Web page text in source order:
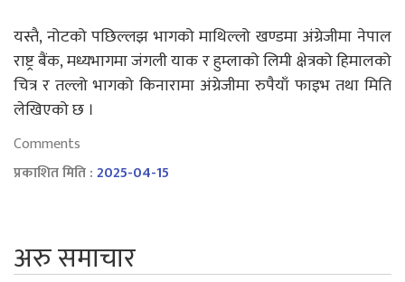
यस्तै, नोटको पछिल्लझ भागको माथिल्लो खण्डमा अंग्रेजीमा नेपाल
राष्ट्र बैंक, मध्यभागमा जंगली याक र हुम्लाको लिमी क्षेत्रको हिमालको
चित्र र तल्लो भागको किनारामा अंग्रेजीमा रुपैयाँ फाइभ तथा मिति
लेखिएको छ ।
Comments
प्रकाशित मिति :2025-04-15
अरु समाचार